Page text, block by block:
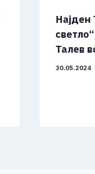
Најден
Талев
30.05.2024